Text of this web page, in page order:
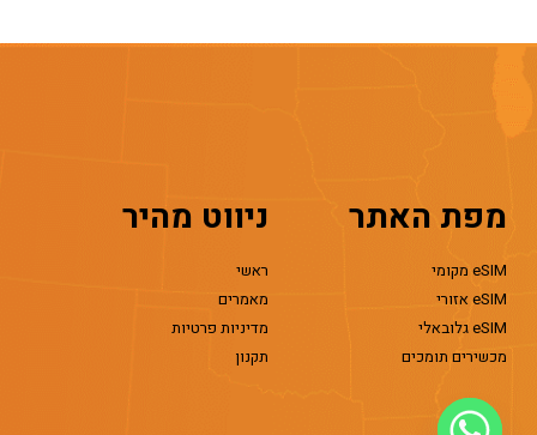
מפת האתר
eSIM מקומי
eSIM אזורי
eSIM גלובאלי
מכשירים תומכים
ניווט מהיר
ראשי
מאמרים
מדיניות פרטיות
תקנון